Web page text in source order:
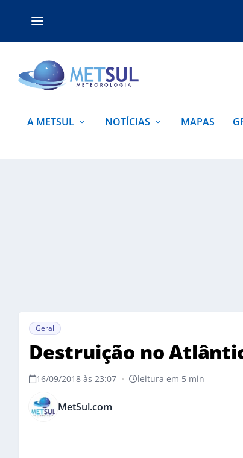
A METSUL NOTÍCIAS MAPAS
Geral
Destruição no
16/09/2018 às 23:07 • leitura em 5 min
MetSul.com